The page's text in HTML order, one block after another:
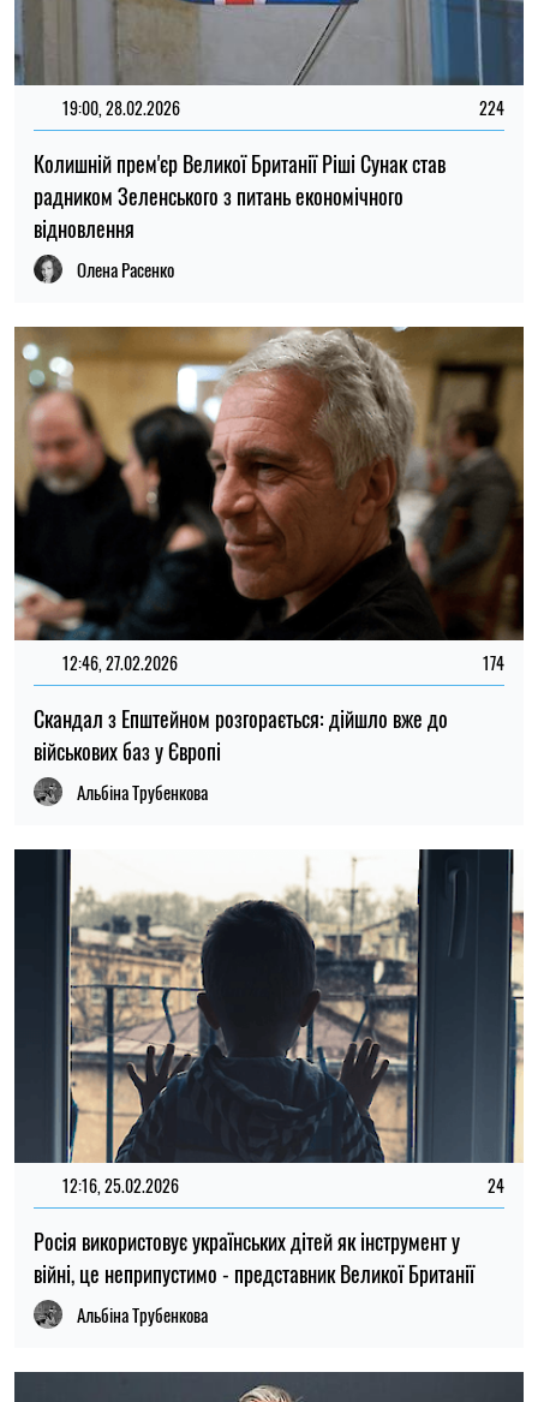
19:00, 28.02.2026 224
Колишній прем'єр Великої Британії Ріші Сунак став
радником Зеленського з питань економічного
відновлення
Олена Расенко
12:46, 27.02.2026 174
Скандал з Епштейном розгорається: дійшло вже до
військових баз у Європі
Альбіна Трубенкова
12:16, 25.02.2026 24
Росія використовує українських дітей як інструмент у
війні, це неприпустимо - представник Великої Британії
Альбіна Трубенкова